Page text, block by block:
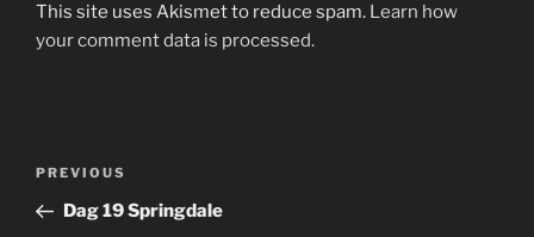
This site uses Akismet to reduce spam. Learn how
your comment data is processed.
Previous
Post
PREVIOUS
Dag 19 Springdale